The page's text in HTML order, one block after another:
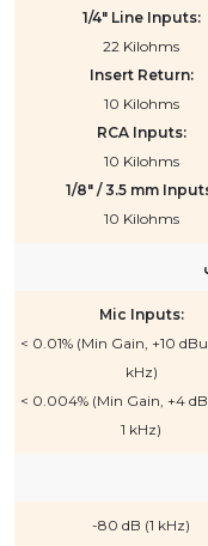
1/4" Line Inputs:
22 Kilohms
Insert Return:
10 Kilohms
RCA Inputs:
10 Kilohms
1/8" / 3.5 mm
10 Kilohms
Mic Inputs:
< 0.01% (Min Gain, +10
kHz)
< 0.004% (Min Gain, +4
1 kHz)
-80 dB (1 kHz)